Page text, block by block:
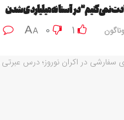
نمی‌کنیم” در آستانه میلیاردی شدن
1
0
A
A